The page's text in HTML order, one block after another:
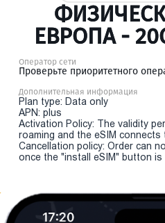
ЕВРОПА -
Оператор сети
Проверьте приоритетного
Дополнительная информация
Plan type: Data only
APN: plus
Activation Policy: The validity
roaming and the eSIM
Cancellation policy: Order can
once the "install eSIM" button is